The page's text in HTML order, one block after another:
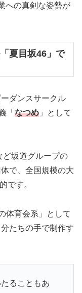
への真剣な姿勢が
夏目坂46」で
ダンスサークル
「 なつめ 」として
ど坂道グループの
で、全国規模の大
です。
体育会系」として
たちの手で制作す
ることもあ